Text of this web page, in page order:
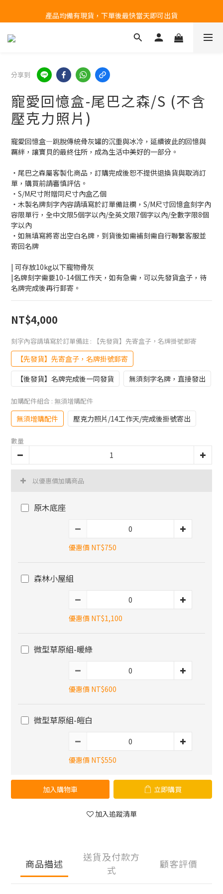
台北民權門市，現貨展示中
產品均備有現貨，下單後最快當天即可出貨
台北民權門市，現貨展示中
分享到
寵愛回憶盒-尾巴之森/S (不含
壓克力照片)
寵愛回憶盒—跳脫傳統骨灰罐的沉重與冰冷，延續彼此的回憶與
羈絆，讓寶貝的最終住所，成為生活中美好的一部分。
・尾巴之森屬客製化商品，訂購完成後恕不提供退換貨與取消訂
單，購買前請審慎評估。
・S/M尺寸附贈同尺寸內盒乙個
・木製名牌刻字內容請填寫於訂單備註欄，S/M尺寸回憶盒刻字內
容限單行，全中文限5個字以內/全英文限7個字以內/全數字限8個
字以內
・如無填寫將寄出空白名牌，到貨後如需補刻需自行聯繫客服並
寄回名牌
| 可存放10kg以下寵物骨灰
|名牌刻字需要10-14個工作天，如有急需，可以先發貨盒子，待
名牌完成後再行郵寄。
NT$4,000
刻字內容請填寫於訂單備註 : 【先發貨】先寄盒子，名牌掛號郵寄
【先發貨】先寄盒子，名牌掛號郵寄
【後發貨】名牌完成後一同發貨
無須刻字名牌，直接發出
加購配件組合 : 無須增購配件
無須增購配件 壓克力照片/14工作天/完成後掛號寄出
數量
以優惠價加購商品
原木底座
優惠價 NT$750
森林小屋組
優惠價 NT$1,100
微型草原組-暖綠
優惠價 NT$600
微型草原組-皚白
優惠價 NT$550
加入購物車 立即購買
加入追蹤清單
商品描述
送貨及付款方
式
顧客評價